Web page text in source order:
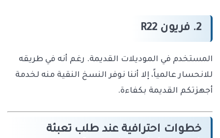
2. فريون R22
المستخدم في الموديلات القديمة. رغم أنه في طريقه
للانحسار عالمياً، إلا أننا نوفر النسخ النقية منه لخدمة
أجهزتكم القديمة بكفاءة.
خطوات احترافية عند طلب تعبئة